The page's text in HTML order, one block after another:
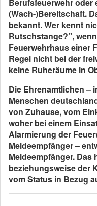
(Wach-)Bereitschaft.
bekannt. Wer kennt
Rutschstange?”,
Feuerwehrhaus einer
Regel nicht bei der
keine Ruheräume in
Die Ehrenamtlichen –
Menschen
von Zuhause, vom
woher bei einem
Alarmierung der
Meldeempfänger –
Meldeempfänger.
beziehungsweise der
vom Status in Bezug